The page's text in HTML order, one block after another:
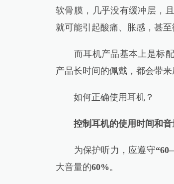
软骨膜，几乎没有缓冲层，
就可能引起酸痛、胀感，甚至
而耳机产品基本上是标配
产品长时间的佩戴，都会带来
如何正确使用耳机？
控制耳机的使用时间和音
为保护听力，应遵守
大音量的60%。